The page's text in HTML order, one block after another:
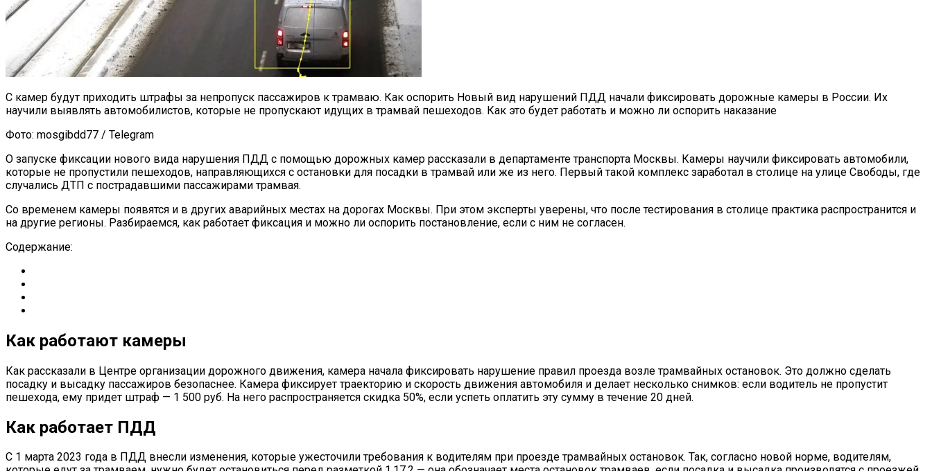
С камер будут приходить штрафы за непропуск пассажиров к трамваю. Как оспорить Новый вид нарушений ПДД начали фиксировать дорожные камеры в России. Их
научили выявлять автомобилистов, которые не пропускают идущих в трамвай пешеходов. Как это будет работать и можно ли оспорить наказание
Фото: mosgibdd77 / Telegram
О запуске фиксации нового вида нарушения ПДД с помощью дорожных камер рассказали в департаменте транспорта Москвы. Камеры научили фиксировать автомобили,
которые не пропустили пешеходов, направляющихся с остановки для посадки в трамвай или же из него. Первый такой комплекс заработал в столице на улице Свободы, где
случались ДТП с пострадавшими пассажирами трамвая.
Со временем камеры появятся и в других аварийных местах на дорогах Москвы. При этом эксперты уверены, что после тестирования в столице практика распространится и
на другие регионы. Разбираемся, как работает фиксация и можно ли оспорить постановление, если с ним не согласен.
Содержание:
Как работают камеры
Как рассказали в Центре организации дорожного движения, камера начала фиксировать нарушение правил проезда возле трамвайных остановок. Это должно сделать
посадку и высадку пассажиров безопаснее. Камера фиксирует траекторию и скорость движения автомобиля и делает несколько снимков: если водитель не пропустит
пешехода, ему придет штраф — 1 500 руб. На него распространяется скидка 50%, если успеть оплатить эту сумму в течение 20 дней.
Как работает ПДД
С 1 марта 2023 года в ПДД внесли изменения, которые ужесточили требования к водителям при проезде трамвайных остановок. Так, согласно новой норме, водителям,